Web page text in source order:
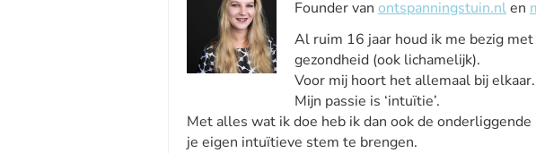
Founder van ontspanningstuin.nlen
Al ruim 16 jaar houd ik me bezig
gezondheid (ook lichamelijk).
Voor mij hoort het allemaal bij elkaar.
Mijn passie is ‘intuïtie’.
Met alles wat ik doe heb ik dan ook de
je eigen intuïtieve stem te brengen.